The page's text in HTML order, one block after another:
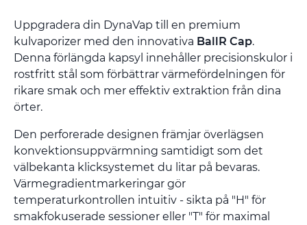
Uppgradera din DynaVap till en premium
kulvaporizer med den innovativa BallR Cap.
Denna förlängda kapsyl innehåller precisionskulor i
rostfritt stål som förbättrar värmefördelningen för
rikare smak och mer effektiv extraktion från dina
örter.
Den perforerade designen främjar överlägsen
konvektionsuppvärmning samtidigt som det
välbekanta klicksystemet du litar på bevaras.
Värmegradientmarkeringar gör
temperaturkontrollen intuitiv - sikta på "H" för
smakfokuserade sessioner eller "T" för maximal